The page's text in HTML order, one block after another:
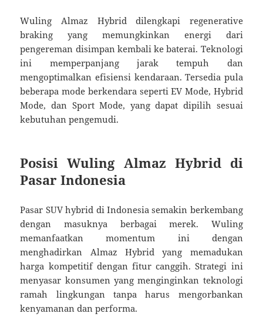
Wuling Almaz Hybrid dilengkapi regenerative
braking yang memungkinkan energi dari
pengereman disimpan kembali ke baterai. Teknologi
ini memperpanjang jarak tempuh dan
mengoptimalkan efisiensi kendaraan. Tersedia pula
beberapa mode berkendara seperti EV Mode, Hybrid
Mode, dan Sport Mode, yang dapat dipilih sesuai
kebutuhan pengemudi.
Posisi Wuling Almaz Hybrid di
Pasar Indonesia
Pasar SUV hybrid di Indonesia semakin berkembang
dengan masuknya berbagai merek. Wuling
memanfaatkan momentum ini dengan
menghadirkan Almaz Hybrid yang memadukan
harga kompetitif dengan fitur canggih. Strategi ini
menyasar konsumen yang menginginkan teknologi
ramah lingkungan tanpa harus mengorbankan
kenyamanan dan performa.